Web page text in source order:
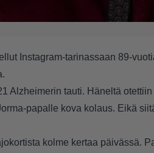
Instagram-tarinassaan 89-
Alzheimerin tauti. Häneltä otettiin
papalle kova kolaus. Eikä
kolme kertaa päivässä.